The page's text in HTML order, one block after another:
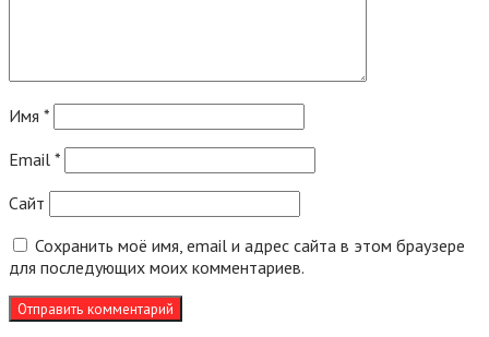
Имя *
Email *
Сайт
Сохранить моё имя, email и адрес сайта в этом браузере
для последующих моих комментариев.